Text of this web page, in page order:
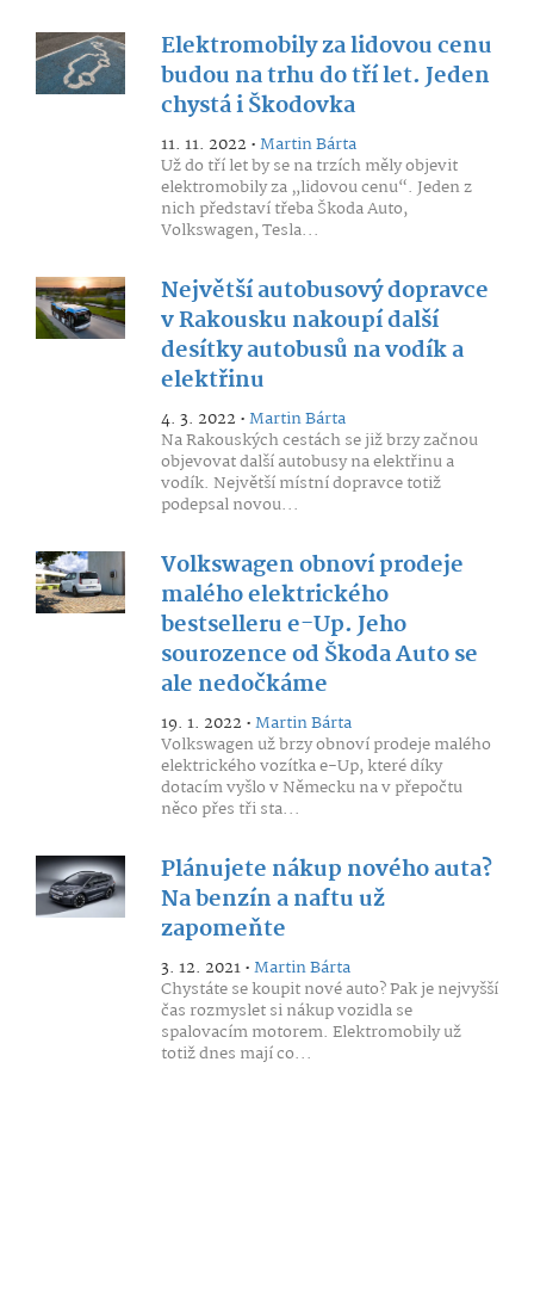
Elektromobily za lidovou cenu
budou na trhu do tří let. Jeden
chystá i Škodovka
11. 11. 2022 •Martin Bárta
Už do tří let by se na trzích měly objevit
elektromobily za „lidovou cenu“. Jeden z
nich představí třeba Škoda Auto,
Volkswagen, Tesla...
Největší autobusový dopravce
v Rakousku nakoupí další
desítky autobusů na vodík a
elektřinu
4. 3. 2022 •Martin Bárta
Na Rakouských cestách se již brzy začnou
objevovat další autobusy na elektřinu a
vodík. Největší místní dopravce totiž
podepsal novou...
Volkswagen obnoví prodeje
malého elektrického
bestselleru e-Up. Jeho
sourozence od Škoda Auto se
ale nedočkáme
19. 1. 2022 •Martin Bárta
Volkswagen už brzy obnoví prodeje malého
elektrického vozítka e-Up, které díky
dotacím vyšlo v Německu na v přepočtu
něco přes tři sta...
Plánujete nákup nového auta?
Na benzín a naftu už
zapomeňte
3. 12. 2021 •Martin Bárta
Chystáte se koupit nové auto? Pak je nejvyšší
čas rozmyslet si nákup vozidla se
spalovacím motorem. Elektromobily už
totiž dnes mají co...